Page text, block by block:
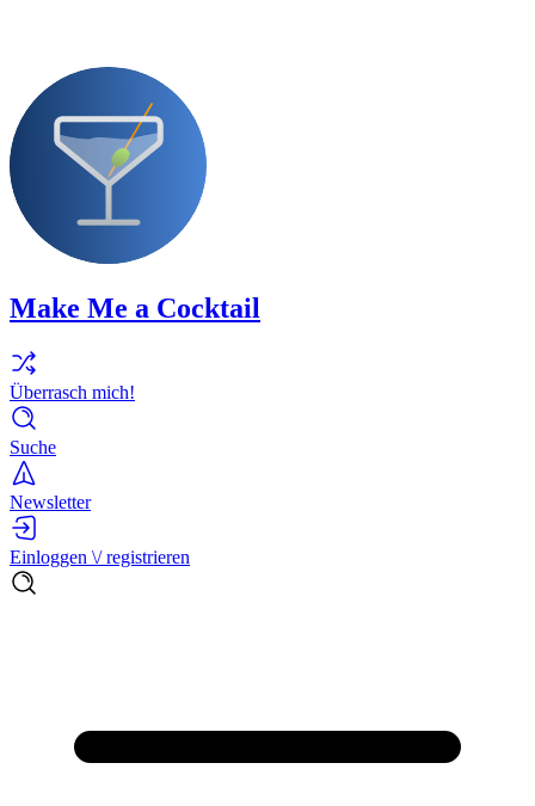
Make Me a Cocktail
Überrasch mich!
Suche
Newsletter
Einloggen \/ registrieren